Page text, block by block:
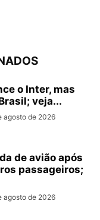
o Inter, mas
veja...
agosto de 2026
de avião após
passageiros;
agosto de 2026